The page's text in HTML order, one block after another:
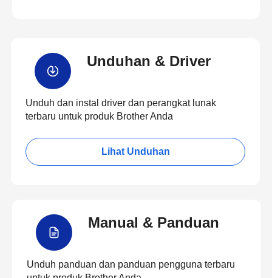
Unduhan & Driver
Unduh dan instal driver dan perangkat lunak
terbaru untuk produk Brother Anda
Lihat Unduhan
Manual & Panduan
Unduh panduan dan panduan pengguna terbaru